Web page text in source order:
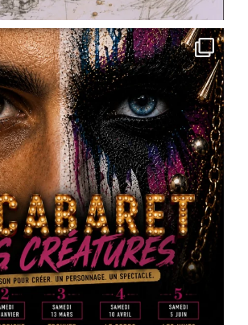
· Share
Ackermann
dans le ventre » de @Marin
vos places
le 16 mai 2026 ?
Ackermann présentera le
à 20h30, à la salle Jean Zay – salle
la sortie de résidence de « Des
le ventre », une création de Marin
mêle théâtre documentaire, satire